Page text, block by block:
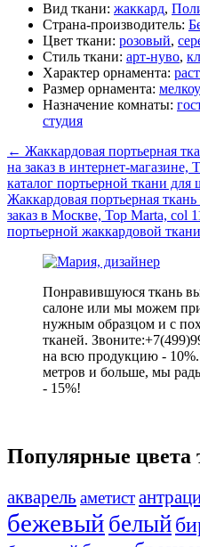
Вид ткани: жаккард,
Страна-производитель:
Цвет ткани: розовый,
Стиль ткани: арт-нуво,
Характер орнамента:
Размер орнамента:
Назначение комнаты:
студия
← Жаккардовая портьерная
на заказ в интернет-магазине,
каталог портьерной ткани для
Жаккардовая портьерная
заказ в Москве, Top Marta, col
портьерной жаккардовой
Понравившуюся ткань вы
салоне или мы можем
нужным образцом и с
тканей.
на всю продукцию - 10%.
метров и больше, мы
- 15%!
Популярные цвета
акварель аметист
бежевый белый